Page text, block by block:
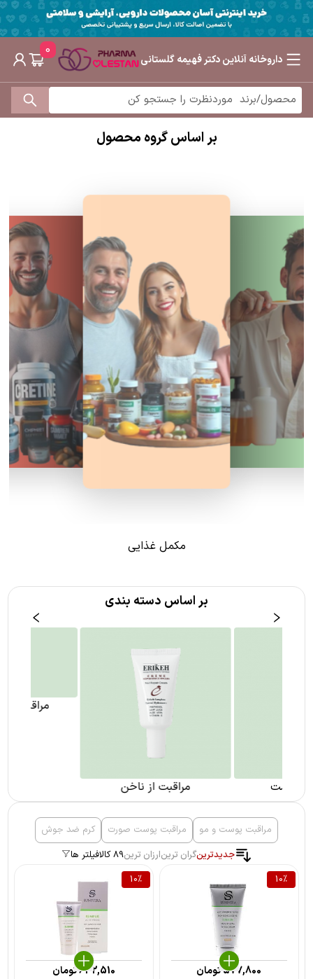
داروخانه آنلاین دکتر فهیمه گلستانی
0
بر اساس گروه محصول
مکمل غذایی
بر اساس دسته بندی
مراقبت از ناخن
مراقبت پوست و مو مراقبت پوست صورت
کرم ضد جوش
جدیدترینگران ترینارزان ترین89 کالا
فیلتر ها
10%
577,800تومان
10%
642,510تومان